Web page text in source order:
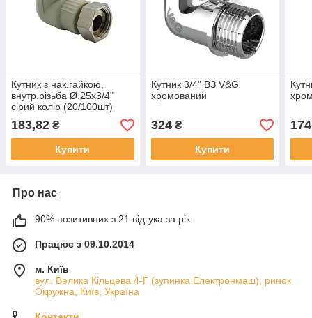
Кутник з нак.гайкою,
внутр.різьба Ø.25x3/4"
сірий колір (20/100шт)
ASCO®
183,82 ₴
Купити
Кутник 3/4" ВЗ V&G
хромований
324₴
Купити
174
Про нас
90% позитивних з 21 відгука за рік
Працює з 09.10.2014
м. Київ
вул. Велика Кільцева 4-Г (зупинка Електронмаш), ринок
Окружна, Київ, Україна